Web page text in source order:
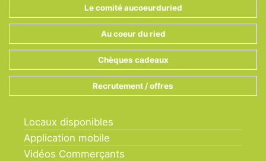
Le comité aucoeurduried
Au coeur du ried
Chèques cadeaux
Recrutement / offres
Locaux disponibles
Application mobile
Vidéos Commerçants